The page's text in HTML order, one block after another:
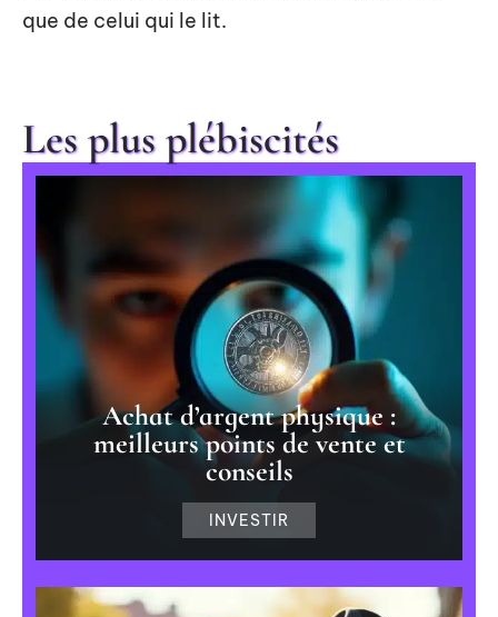
que de celui qui le lit.
Les plus plébiscités
Achat d’argent physique :
meilleurs points de vente et
conseils
INVESTIR